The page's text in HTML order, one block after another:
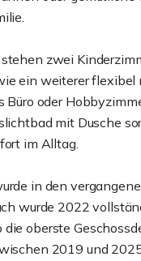
zwei
ein weiterer flexibel
oder
mit Dusche
im Alltag.
in den
wurde 2022
oberste
2019 und